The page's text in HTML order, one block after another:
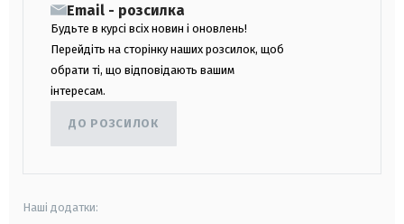
Email - розсилка
Будьте в курсі всіх новин і оновлень!
Перейдіть на сторінку наших розсилок, щоб
обрати ті, що відповідають вашим
інтересам.
ДО РОЗСИЛОК
Наші додатки: